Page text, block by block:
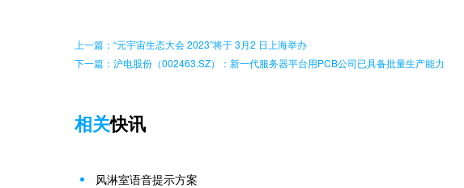
上一篇：“元宇宙生态大会 2023”将于 3月2 日上海举办
下一篇：沪电股份（002463.SZ）：新一代服务器平台用PCB公司已具备批量生产能力
相关快讯
风淋室语音提示方案